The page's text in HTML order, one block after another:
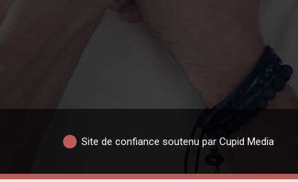
Site de confiance soutenu par Cupid Media